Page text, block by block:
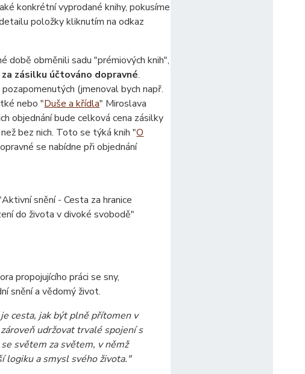
konkrétní vyprodané knihy, pokusíme
položky kliknutím na odkaz
době obměnili sadu "prémiových knih",
za zásilku účtováno dopravné.
(jmenoval bych např.
nebo "Duše a křídla" Miroslava
objednání bude celková cena zásilky
bez nich. Toto se týká knih "O
se nabídne při objednání
snění - Cesta za hranice
do života v divoké svobodě"
propojujícího práci se sny,
snění a vědomý život.
cesta, jak být plně přítomen v
udržovat trvalé spojení s
světem za světem, v němž
logiku a smysl svého života."